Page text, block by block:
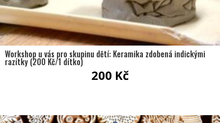
Workshop u vás pro skupinu dětí: Keramika zdobená indickými
razítky (200 Kč/1 dítko)
200 Kč